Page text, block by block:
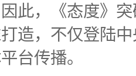
此，《态度》
造，不仅登陆
台传播。